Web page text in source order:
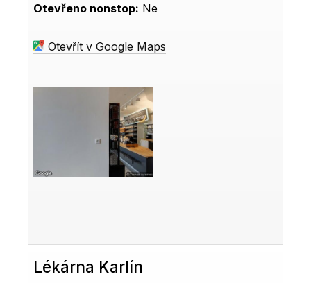
Otevřeno nonstop: Ne
Otevřít v Google Maps
Lékárna Karlín